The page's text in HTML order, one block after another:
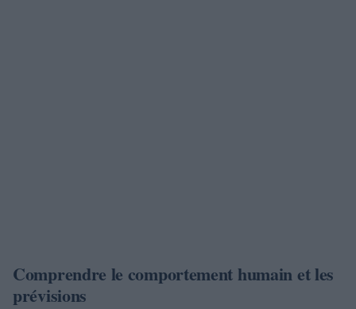
Comprendre le comportement humain et les
prévisions